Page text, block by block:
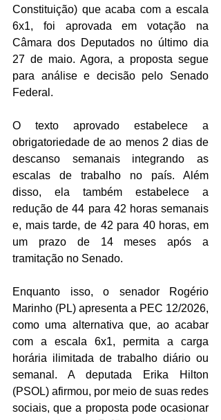
Constituição) que acaba com a escala
6x1, foi aprovada em votação na
Câmara dos Deputados no último dia
27 de maio. Agora, a proposta segue
para análise e decisão pelo Senado
Federal.
O texto aprovado estabelece a
obrigatoriedade de ao menos 2 dias de
descanso semanais integrando as
escalas de trabalho no país. Além
disso, ela também estabelece a
redução de 44 para 42 horas semanais
e, mais tarde, de 42 para 40 horas, em
um prazo de 14 meses após a
tramitação no Senado.
Enquanto isso, o senador Rogério
Marinho (PL) apresenta a PEC 12/2026,
como uma alternativa que, ao acabar
com a escala 6x1, permita a carga
horária ilimitada de trabalho diário ou
semanal. A deputada Erika Hilton
(PSOL) afirmou, por meio de suas redes
sociais, que a proposta pode ocasionar